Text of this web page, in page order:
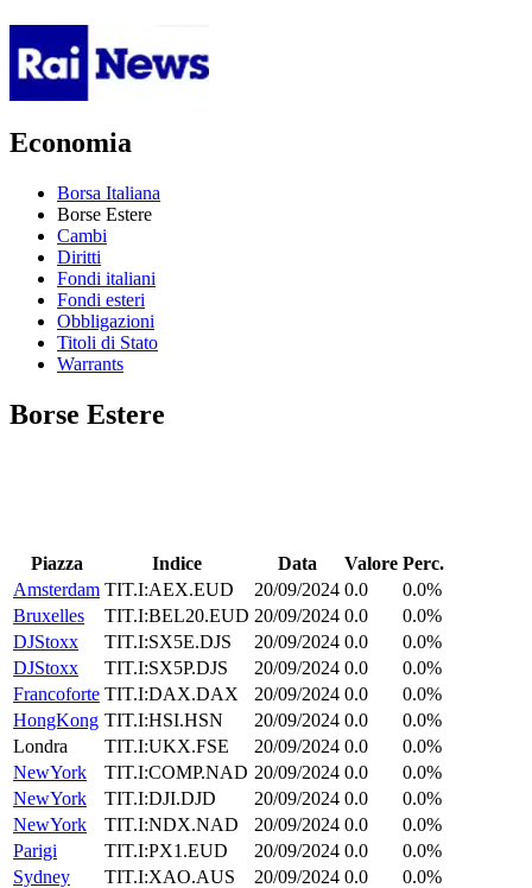
Economia
Borsa Italiana
Borse Estere
Cambi
Diritti
Fondi italiani
Fondi esteri
Obbligazioni
Titoli di Stato
Warrants
Borse Estere
Piazza Indice Data Valore Perc.
Amsterdam TIT.I:AEX.EUD 20/09/2024 0.0
0.0%
Bruxelles
TIT.I:BEL20.EUD 20/09/2024 0.0
0.0%
DJStoxx
TIT.I:SX5E.DJS 20/09/2024 0.0
0.0%
DJStoxx
TIT.I:SX5P.DJS 20/09/2024 0.0
0.0%
Francoforte TIT.I:DAX.DAX 20/09/2024 0.0
0.0%
HongKong TIT.I:HSI.HSN 20/09/2024 0.0
0.0%
Londra
TIT.I:UKX.FSE 20/09/2024 0.0
0.0%
NewYork
TIT.I:COMP.NAD 20/09/2024 0.0
0.0%
NewYork
TIT.I:DJI.DJD 20/09/2024 0.0
0.0%
NewYork
TIT.I:NDX.NAD 20/09/2024 0.0
0.0%
Parigi
TIT.I:PX1.EUD 20/09/2024 0.0
0.0%
Sydney
TIT.I:XAO.AUS 20/09/2024 0.0
0.0%